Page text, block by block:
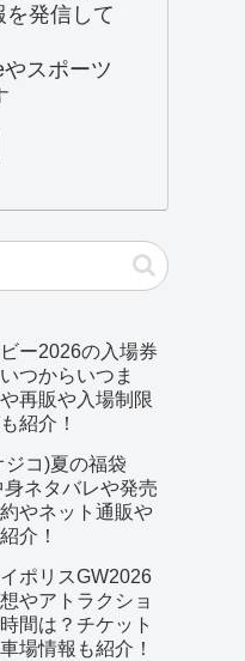
を発信して
スポーツ
ー2026の入場券
つからいつま
再販や入場制限
紹介！
ジコ)夏の福袋
ネタバレや発売
やネット通販や
介！
ポリスGW2026
やアトラクショ
間は？チケット
場情報も紹介！